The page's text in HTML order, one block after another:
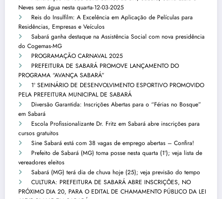
Neves sem água nesta quarta-12-03-2025
Reis do Insulfilm: A Excelência em Aplicação de Películas para
Residências, Empresas e Veículos
Sabará ganha destaque na Assistência Social com nova presidência
do Cogemas-MG
PROGRAMAÇÃO CARNAVAL 2025
PREFEITURA DE SABARÁ PROMOVE LANÇAMENTO DO
PROGRAMA “AVANÇA SABARÁ”
1º SEMINÁRIO DE DESENVOLVIMENTO ESPORTIVO PROMOVIDO
PELA PREFEITURA MUNICIPAL DE SABARÁ
Diversão Garantida: Inscrições Abertas para o “Férias no Bosque”
em Sabará
Escola Profissionalizante Dr. Fritz em Sabará abre inscrições para
cursos gratuitos
Sine Sabará está com 38 vagas de emprego abertas – Confira!
Prefeito de Sabará (MG) toma posse nesta quarta (1º); veja lista de
vereadores eleitos
Sabará (MG) terá dia de chuva hoje (25); veja previsão do tempo
CULTURA: PREFEITURA DE SABARÁ ABRE INSCRIÇÕES, NO
PRÓXIMO DIA 20, PARA O EDITAL DE CHAMAMENTO PÚBLICO DA LEI